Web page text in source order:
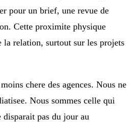
pour un brief, une revue de
Cette proximite physique
la relation, surtout sur les projets
chere des agences. Nous ne
Nous sommes celle qui
pas du jour au